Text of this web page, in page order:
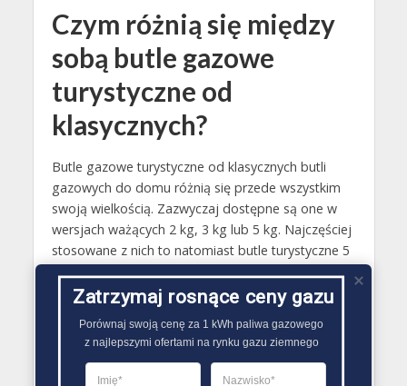
Czym różnią się między
sobą butle gazowe
turystyczne od
klasycznych?
Butle gazowe turystyczne od klasycznych butli
gazowych do domu różnią się przede wszystkim
swoją wielkością. Zazwyczaj dostępne są one w
wersjach ważących 2 kg, 3 kg lub 5 kg. Najczęściej
stosowane z nich to natomiast butle turystyczne 5
kg, która mogą być wykorzystywane zarówno do
gotowania na kuchenkach turystycznych, jak i
zapewniania ciepła pomieszczeń oraz kamperów z
wykorzystaniem grzejnika na butle z gazem.
są mieszaniną propanu i butanu. Ich stosunkowo
Zatrzymaj rosnące ceny gazu
Porównaj swoją cenę za 1 kWh paliwa gazowego
z najlepszymi ofertami na rynku gazu ziemnego